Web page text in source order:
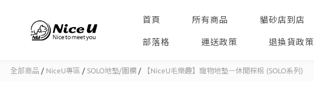
首頁 所有商品 貓砂店到店
部落格 運送政策 退換貨政策
全部商品 / NiceU專區 / SOLO地墊/圍欄 / 【NiceU毛樂趣】寵物地墊－休閒棕梠 (SOLO系列)